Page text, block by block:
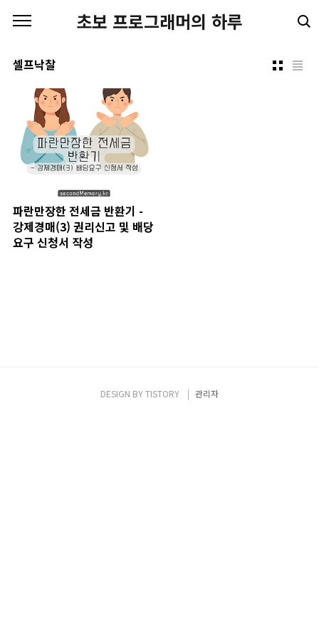
초보 프로그래머의 하루
셀프낙찰
파란만장한 전세금 반환기 -
강제경매(3) 권리신고 및 배당
요구 신청서 작성
DESIGN BYTISTORY 관리자